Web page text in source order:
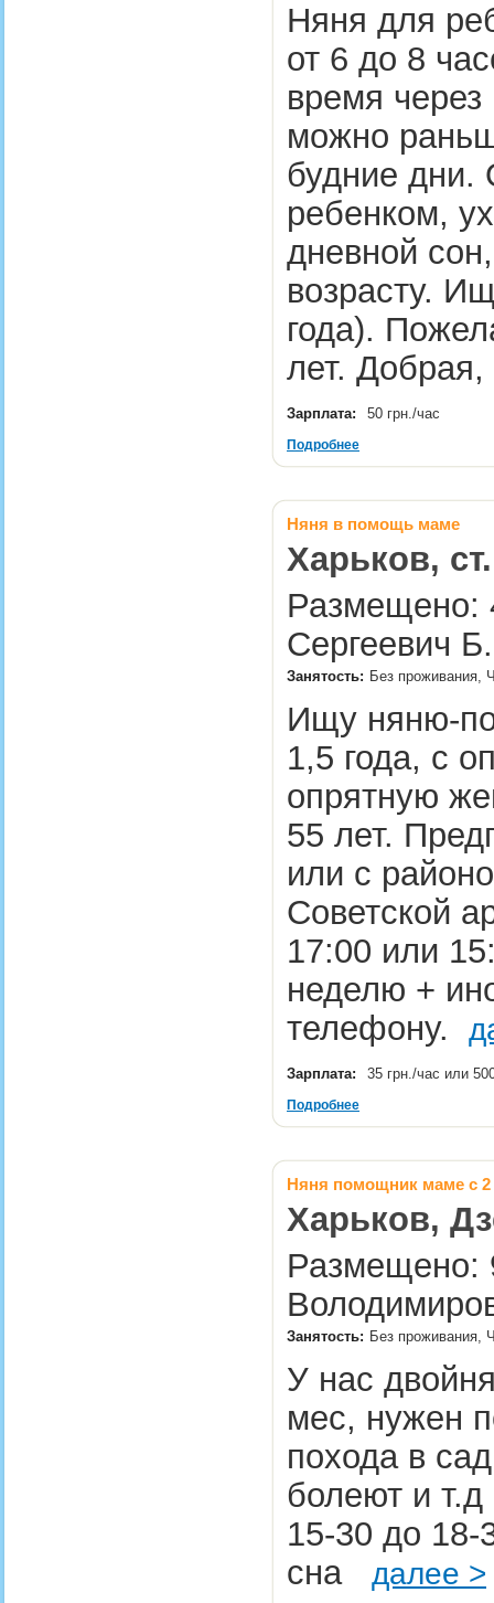
Няня для
от 6 до 8
время
можно
будние дни.
ребенком,
дневной
возрасту.
года).
лет.
Зарплата: 50 грн./час
Подробнее
Няня в помощь маме
Харьков,
Размещено:
Сергеевич Б.
Занятость: Без проживания,
Ищу няню-
1,5 года, с
опрятную
55 лет.
или с
Советской
17:00 или
неделю +
телефону.
Зарплата: 35 грн./час или
Подробнее
Няня помощник маме с 2
Харьков,
Размещено:
Занятость: Без проживания,
У нас
мес, нужен
похода в
болеют и
15-30 до
сна далее >